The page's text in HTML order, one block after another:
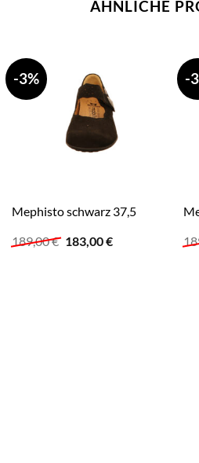
ÄHNLICHE
-3%
Mephisto schwarz 37,5
189,00€ Ursprünglicher
Preis
183,00€Aktueller
-